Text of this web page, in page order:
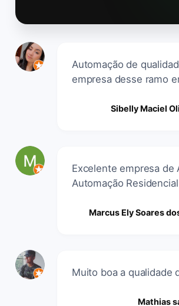
Automação de
empresa desse ramo
Sibelly Maciel
Excelente empresa de
Automação Residencial
Marcus Ely Soares
Muito boa a qualidade
Mathias